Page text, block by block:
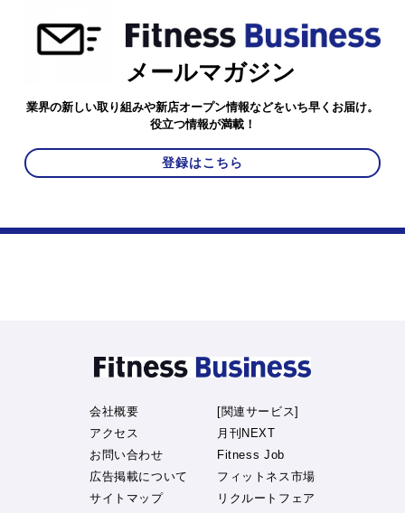
メールマガジン
業界の新しい取り組みや新店オープン情報などをいち早くお届け。
役立つ情報が満載！
登録はこちら
会社概要
アクセス
お問い合わせ
広告掲載について
サイトマップ
[関連サービス]
月刊NEXT
Fitness Job
フィットネス市場
リクルートフェア